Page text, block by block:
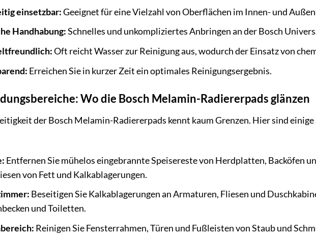
einsetzbar:Geeignet für eine Vielzahl von Oberflächen im Innen- und
Handhabung:Schnelles und unkompliziertes Anbringen an der Bosch
Oft reicht Wasser zur Reinigung aus, wodurch der Einsatz von
Erreichen Sie in kurzer Zeit ein optimales Reinigungsergebnis.
Wo die Bosch Melamin-Radiererpads glänzen
der Bosch Melamin-Radiererpads kennt kaum Grenzen. Hier sind
Entfernen Sie mühelos eingebrannte Speisereste von Herdplatten, Backöfen
von Fett und Kalkablagerungen.
Beseitigen Sie Kalkablagerungen an Armaturen, Fliesen und
und Toiletten.
Reinigen Sie Fensterrahmen, Türen und Fußleisten von Staub und